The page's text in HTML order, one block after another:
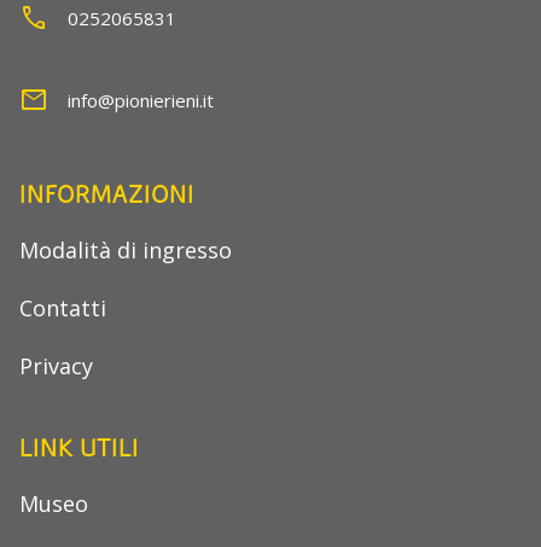
call 0252065831
mail info@pionierieni.it
INFORMAZIONI
Modalità di ingresso
Contatti
Privacy
LINK UTILI
Museo